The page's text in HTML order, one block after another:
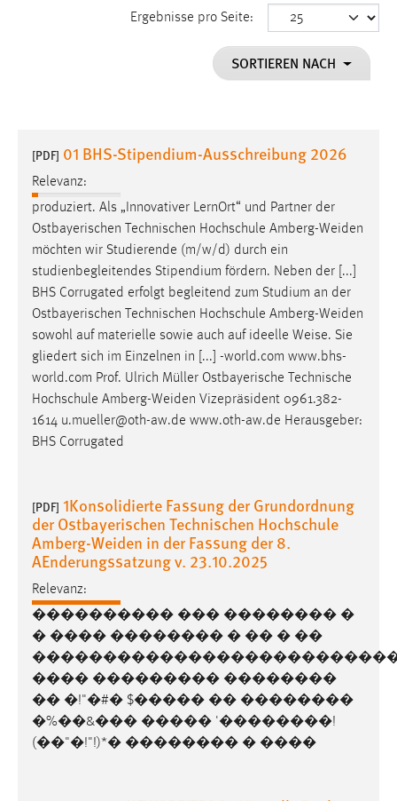
Ergebnisse pro Seite:
SORTIEREN NACH
[PDF] 01 BHS-Stipendium-Ausschreibung 2026
Relevanz:
produziert. Als „Innovativer LernOrt“ und Partner der
Ostbayerischen Technischen Hochschule Amberg-Weiden
möchten wir Studierende (m/w/d) durch ein
studienbegleitendes Stipendium fördern. Neben der [...]
BHS Corrugated erfolgt begleitend zum Studium an der
Ostbayerischen Technischen Hochschule Amberg-Weiden
sowohl auf materielle sowie auch auf ideelle Weise. Sie
gliedert sich im Einzelnen in [...] -world.com www.bhs-
world.com Prof. Ulrich Müller Ostbayerische Technische
Hochschule Amberg-Weiden Vizepräsident 0961.382-
1614 u.mueller@oth-aw.de www.oth-aw.de Herausgeber:
BHS Corrugated
[PDF] 1Konsolidierte Fassung der Grundordnung
der Ostbayerischen Technischen Hochschule
Amberg-Weiden in der Fassung der 8.
AEnderungssatzung v. 23.10.2025
Relevanz:
���������� ��� �������� �
� ���� �������� � �� � ��
���� ��������� ��������
�� �!"�#� $����� �� ��������
�%��&��� ����� '��������!
(��"�!"!)*� �������� � ����
Dieser Cookie speichert die ausgewählten Einverständnis-
Performance
Name:
staticfilecache
Zweck:
Für performante Seitenauslieferung wird in diesem Cookie
gespeichert, ob man eingeloggt ist.
Sprachpräferenz
Name:
site-language-preference
Zweck:
Das Cookie speichert die gewählte Sprache der Website.
Chat
Name:
MibewSessionID, MIBEW_UserID, mibew_locale, mibew-
chat-frame-style-5e9dbeb1811c0446
Zweck:
Wird benötigt um die Chatfunktion nutzen zu können.
Cookie Laufzeit:
MibewSessionID, mibew-chat-frame-style-
5e9dbeb1811c0446 = Sitzungslaufzeit, mibew_locale = 3
Jahre, MIBEW_UserID = 1 Jahr